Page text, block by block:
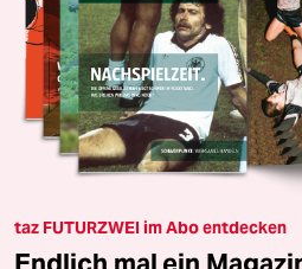
taz FUTURZWEI im Abo entdecken